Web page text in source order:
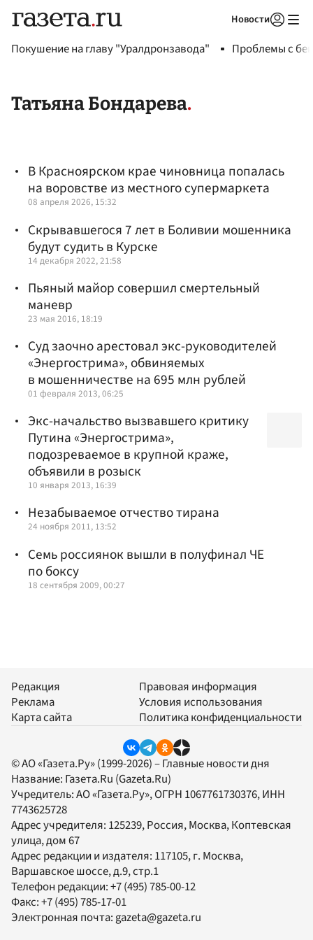
Новости
Покушение на главу "Уралдронзавода" Проблемы с
Татьяна Бондарева
В Красноярском крае чиновница попалась
на воровстве из местного супермаркета
08 апреля 2026, 15:32
Скрывавшегося 7 лет в Боливии мошенника
будут судить в Курске
14 декабря 2022, 21:58
Пьяный майор совершил смертельный
маневр
23 мая 2016, 18:19
Суд заочно арестовал экс-руководителей
«Энергострима», обвиняемых
в мошенничестве на 695 млн рублей
01 февраля 2013, 06:25
Экс-начальство вызвавшего критику
Путина «Энергострима»,
подозреваемое в крупной краже,
объявили в розыск
10 января 2013, 16:39
Незабываемое отчество тирана
24 ноября 2011, 13:52
Семь россиянок вышли в полуфинал ЧЕ
по боксу
18 сентября 2009, 00:27
Редакция
Реклама
Карта сайта
Правовая информация
Условия использования
Политика конфиденциальности
© АО «Газета.Ру» (1999-2026) – Главные новости дня
Название: Газета.Ru (Gazeta.Ru)
Учредитель:АО «Газета.Ру», ОГРН 1067761730376, ИНН
7743625728
Адрес учредителя: 125239, Россия, Москва, Коптевская
улица, дом 67
Адрес редакции и издателя: 117105, г. Москва,
Варшавское шоссе, д.9, стр.1
Телефон редакции:+7 (495) 785-00-12
Факс:+7 (495) 785-17-01
Электронная почта:gazeta@gazeta.ru